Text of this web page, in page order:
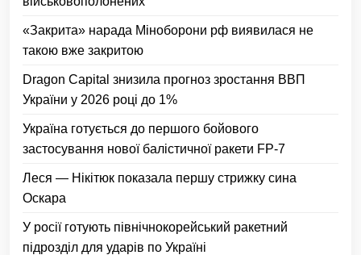
«Закрита» нарада Міноборони рф виявилася не
такою вже закритою
Dragon Capital знизила прогноз зростання ВВП
України у 2026 році до 1%
Україна готується до першого бойового
застосування нової балістичної ракети FP-7
Леся — Нікітюк показала першу стрижку сина
Оскара
У росії готують північнокорейський ракетний
підрозділ для ударів по Україні